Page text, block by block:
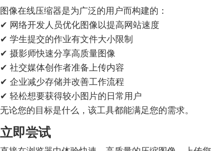
图像在线压缩器是为广泛的用户而构建的：
✔ 网络开发人员优化图像以提高网站速度
✔ 学生提交的作业有文件大小限制
✔ 摄影师快速分享高质量图像
✔ 社交媒体创作者准备上传内容
✔ 企业减少存储并改善工作流程
✔ 轻松想要获得较小图片的日常用户
无论您的目标是什么，该工具都能满足您的需求。
立即尝试